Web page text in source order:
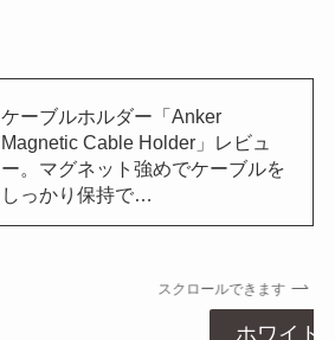
ケーブルホルダー「Anker
Magnetic Cable Holder」レビュ
ー。マグネット強めでケーブルを
しっかり保持で…
スクロールできます
ホワイト